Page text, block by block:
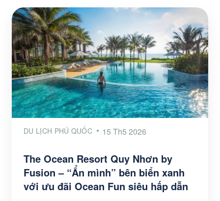
DU LỊCH PHÚ QUỐC 15 Th5 2026
The Ocean Resort Quy Nhơn by
Fusion – “Ẩn mình” bên biển xanh
với ưu đãi Ocean Fun siêu hấp dẫn